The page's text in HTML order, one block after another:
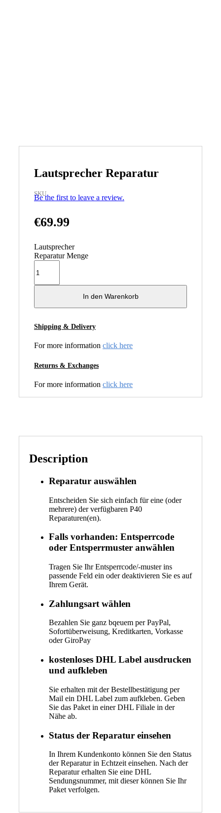
Lautsprecher Reparatur
SKU
Be the first to leave a review.
€69.99
Lautsprecher
Reparatur Menge
In den Warenkorb
Shipping & Delivery
For more information click here
Returns & Exchanges
For more information click here
Description
Reparatur auswählen
Entscheiden Sie sich einfach für eine (oder
mehrere) der verfügbaren P40
Reparaturen(en).
Falls vorhanden: Entsperrcode
oder Entsperrmuster anwählen
Tragen Sie Ihr Entsperrcode/-muster ins
passende Feld ein oder deaktivieren Sie es auf
Ihrem Gerät.
Zahlungsart wählen
Bezahlen Sie ganz bqeuem per PayPal,
Sofortüberweisung, Kreditkarten, Vorkasse
oder GiroPay
kostenloses DHL Label ausdrucken
und aufkleben
Sie erhalten mit der Bestellbestätigung per
Mail ein DHL Label zum aufkleben. Geben
Sie das Paket in einer DHL Filiale in der
Nähe ab.
Status der Reparatur einsehen
In Ihrem Kundenkonto können Sie den Status
der Reparatur in Echtzeit einsehen. Nach der
Reparatur erhalten Sie eine DHL
Sendungsnummer, mit dieser können Sie Ihr
Paket verfolgen.